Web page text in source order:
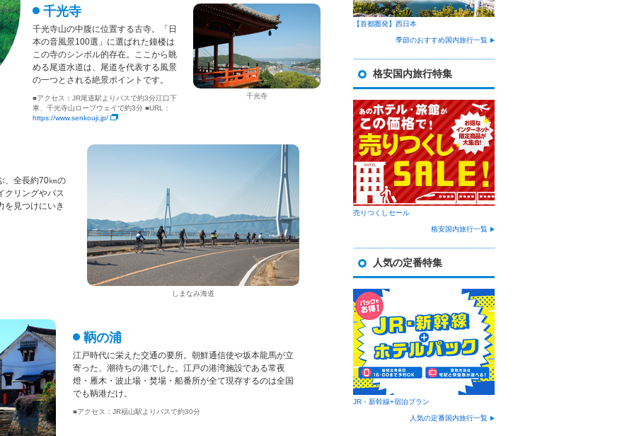
千光寺
千光寺山の中腹に位置する古寺。「日
本の音風景100選」に選ばれた鐘楼は
この寺のシンボル的存在。ここから眺
める尾道水道は、尾道を代表する風景
の一つとされる絶景ポイントです。
■アクセス：JR尾道駅よりバスで約3分江口下
車、千光寺山ロープウェイで約3分 ■URL：
https://www.senkouji.jp/
千光寺
、全長約70㎞の
クリングやバス
を見つけにいき
しまなみ海道
鞆の浦
江戸時代に栄えた交通の要所。朝鮮通信使や坂本龍馬が立
寄った、潮待ちの港でした。江戸の港湾施設である常夜
燈・雁木・波止場・焚場・船番所が全て現存するのは全国
でも鞆港だけ。
■アクセス：JR福山駅よりバスで約30分
【首都圏発】西日本
季節のおすすめ国内旅行一覧
格安国内旅行特集
売りつくしセール
格安国内旅行一覧
人気の定番特集
JR・新幹線+宿泊プラン
人気の定番国内旅行一覧